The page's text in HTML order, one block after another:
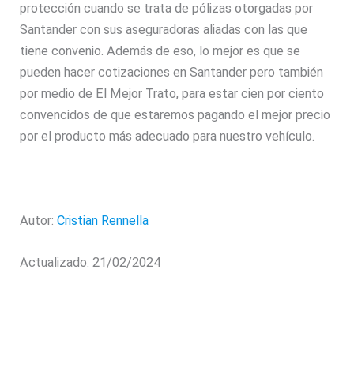
protección cuando se trata de pólizas otorgadas por
Santander con sus aseguradoras aliadas con las que
tiene convenio. Además de eso, lo mejor es que se
pueden hacer cotizaciones en Santander pero también
por medio de El Mejor Trato, para estar cien por ciento
convencidos de que estaremos pagando el mejor precio
por el producto más adecuado para nuestro vehículo.
Autor:Cristian Rennella
Actualizado: 21/02/2024